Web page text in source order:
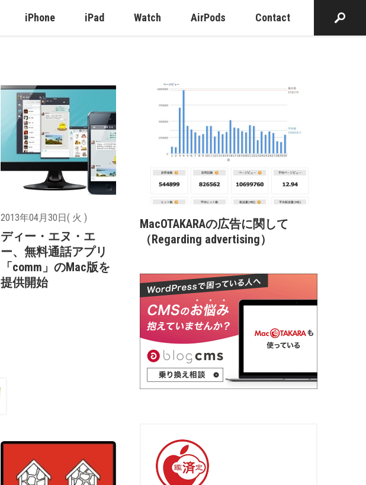
iPhone iPad Watch AirPods Contact
2013年04月30日( 火 )
ディー・エヌ・エ
ー、無料通話アプリ
「comm」のMac版を
提供開始
MacOTAKARAの広告に関して
（Regarding advertising）